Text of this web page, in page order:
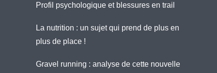
Profil psychologique et blessures en trail
La nutrition : un sujet qui prend de plus en
plus de place !
Gravel running : analyse de cette nouvelle